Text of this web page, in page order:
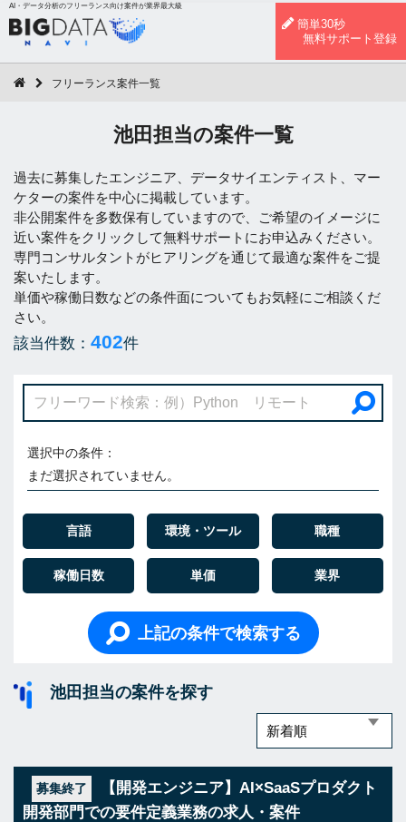
AI・データ分析のフリーランス向け案件が業界最大級
簡単30秒
無料サポート登録
フリーランス案件一覧
池田担当の案件一覧
過去に募集したエンジニア、データサイエンティスト、マー
ケターの案件を中心に掲載しています。
非公開案件を多数保有していますので、ご希望のイメージに
近い案件をクリックして無料サポートにお申込みください。
専門コンサルタントがヒアリングを通じて最適な案件をご提
案いたします。
単価や稼働日数などの条件面についてもお気軽にご相談くだ
さい。
該当件数： 402件
選択中の条件：
まだ選択されていません。
言語 環境・ツール 職種
稼働日数 単価 業界
上記の条件で検索する
池田担当の案件を探す
募集終了
【開発エンジニア】AI×SaaSプロダクト
開発部門での要件定義業務の求人・案件